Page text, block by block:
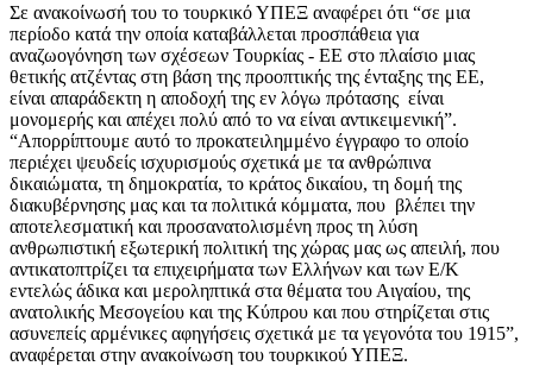
Σε ανακοίνωσή του το τουρκικό ΥΠΕΞ αναφέρει ότι “σε μια
περίοδο κατά την οποία καταβάλλεται προσπάθεια για
αναζωογόνηση των σχέσεων Τουρκίας - ΕΕ στο πλαίσιο μιας
θετικής ατζέντας στη βάση της προοπτικής της ένταξης της ΕΕ,
είναι απαράδεκτη η αποδοχή της εν λόγω πρότασης είναι
μονομερής και απέχει πολύ από το να είναι αντικειμενική”.
“Απορρίπτουμε αυτό το προκατειλημμένο έγγραφο το οποίο
περιέχει ψευδείς ισχυρισμούς σχετικά με τα ανθρώπινα
δικαιώματα, τη δημοκρατία, το κράτος δικαίου, τη δομή της
διακυβέρνησης μας και τα πολιτικά κόμματα, που βλέπει την
αποτελεσματική και προσανατολισμένη προς τη λύση
ανθρωπιστική εξωτερική πολιτική της χώρας μας ως απειλή, που
αντικατοπτρίζει τα επιχειρήματα των Ελλήνων και των Ε/Κ
εντελώς άδικα και μεροληπτικά στα θέματα του Αιγαίου, της
ανατολικής Μεσογείου και της Κύπρου και που στηρίζεται στις
ασυνεπείς αρμένικες αφηγήσεις σχετικά με τα γεγονότα του 1915”,
αναφέρεται στην ανακοίνωση του τουρκικού ΥΠΕΞ.